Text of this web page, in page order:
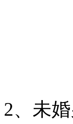
2、未